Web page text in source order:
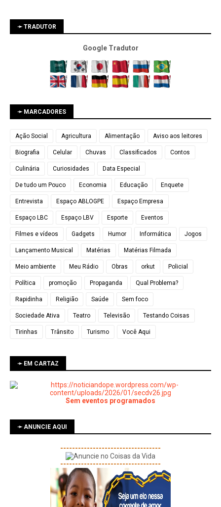
➛ TRADUTOR
Google Tradutor
➛ MARCADORES
Ação Social Agricultura Alimentação Aviso aos leitores
Biografia Celular Chuvas Classificados Contos
Culinária Curiosidades Data Especial
De tudo um Pouco Economia Educação Enquete
Entrevista Espaço ABLOGPE Espaço Empresa
Espaço LBC Espaço LBV Esporte Eventos
Filmes e vídeos Gadgets Humor Informática Jogos
Lançamento Musical Matérias Matérias Filmada
Meio ambiente Meu Rádio Obras orkut Policial
Política promoção Propaganda Qual Problema?
Rapidinha Religião Saúde Sem foco
Sociedade Ativa Teatro Televisão Testando Coisas
Tirinhas Trânsito Turismo Você Aqui
➛ EM CARTAZ
Sem eventos programados
➛ ANUNCIE AQUI
----------------------------------
----------------------------------